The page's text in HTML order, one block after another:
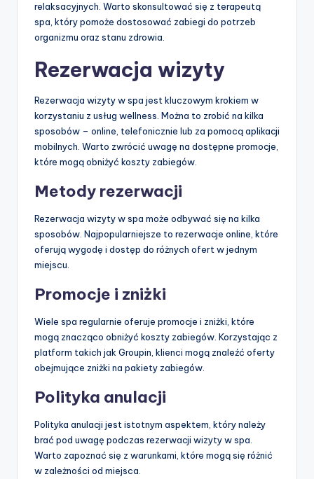
relaksacyjnych. Warto skonsultować się z terapeutą
spa, który pomoże dostosować zabiegi do potrzeb
organizmu oraz stanu zdrowia.
Rezerwacja wizyty
Rezerwacja wizyty w spa jest kluczowym krokiem w
korzystaniu z usług wellness. Można to zrobić na kilka
sposobów – online, telefonicznie lub za pomocą aplikacji
mobilnych. Warto zwrócić uwagę na dostępne promocje,
które mogą obniżyć koszty zabiegów.
Metody rezerwacji
Rezerwacja wizyty w spa może odbywać się na kilka
sposobów. Najpopularniejsze to rezerwacje online, które
oferują wygodę i dostęp do różnych ofert w jednym
miejscu.
Promocje i zniżki
Wiele spa regularnie oferuje promocje i zniżki, które
mogą znacząco obniżyć koszty zabiegów. Korzystając z
platform takich jak Groupin, klienci mogą znaleźć oferty
obejmujące zniżki na pakiety zabiegów.
Polityka anulacji
Polityka anulacji jest istotnym aspektem, który należy
brać pod uwagę podczas rezerwacji wizyty w spa.
Warto zapoznać się z warunkami, które mogą się różnić
w zależności od miejsca.